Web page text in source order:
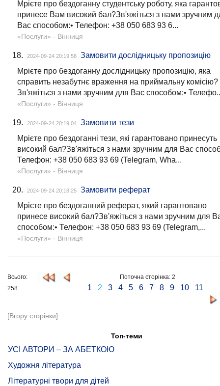
Мрієте про бездоганну студентську роботу, яка
принесе Вам високий бал?Зв'яжіться з нами зручним
Вас способом:• Телефон: +38 050 683 93 6...
«Послуги» - Вінниця
18. 2024-09-24 20:19:58
Замовити дослідницьку пропозицію
Мрієте про бездоганну дослідницьку пропозицію, яка
справить незабутнє враження на приймальну комісію?
Зв'яжіться з нами зручним для Вас способом:•
«Послуги» - Вінниця
19. 2024-09-24 20:19:04
Замовити тези
Мрієте про бездоганні тези, які гарантовано принесуть
високий бал?Зв'яжіться з нами зручним для Вас
Телефон: +38 050 683 93 69 (Telegram, Wha...
«Послуги» - Вінниця
20. 2024-09-24 20:18:25
Замовити реферат
Мрієте про бездоганний реферат, який гарантовано
принесе високий бал?Зв'яжіться з нами зручним для
способом:• Телефон: +38 050 683 93 69 (Telegram,...
«Послуги» - Вінниця
Всього:
258
Поточна сторінка: 2
1 2 3 4 5 6 7 8 9 10 11
[Вгору сторінки]
Топ-теми
УСІ АВТОРИ – ЗА АБЕТКОЮ
Художня література
Літературні твори для дітей